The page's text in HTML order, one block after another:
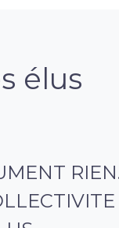
élus